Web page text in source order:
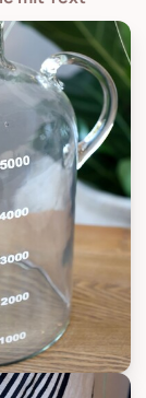
Flasche mit